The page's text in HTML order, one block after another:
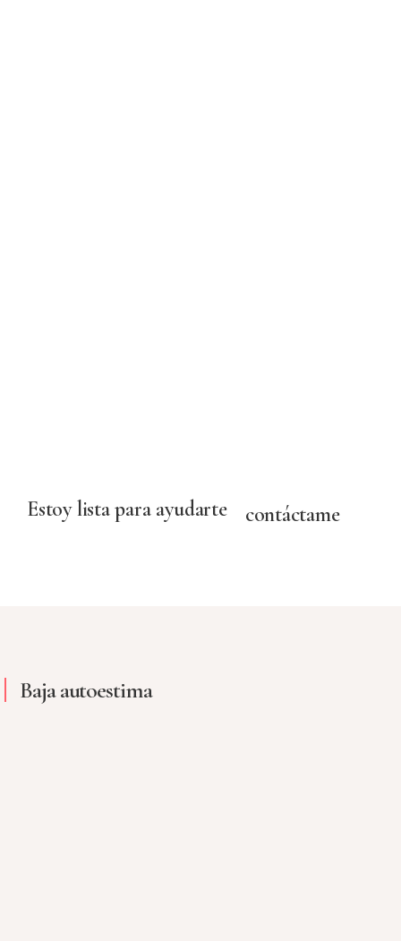
Estoy lista para ayudarte contáctame
Baja autoestima